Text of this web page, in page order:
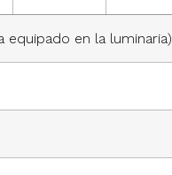
equipado en la luminaria)